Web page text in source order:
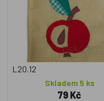
L20.12
Skladem 5 ks
79 Kč